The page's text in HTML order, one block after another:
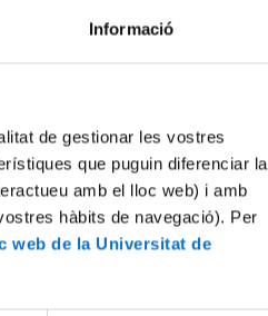
Informació
de gestionar les vostres
que puguin diferenciar la
amb el lloc web) i amb
hàbits de navegació). Per
web de la Universitat de